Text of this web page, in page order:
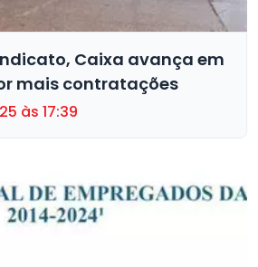
Caixa avança em
mais contratações
às 17:39